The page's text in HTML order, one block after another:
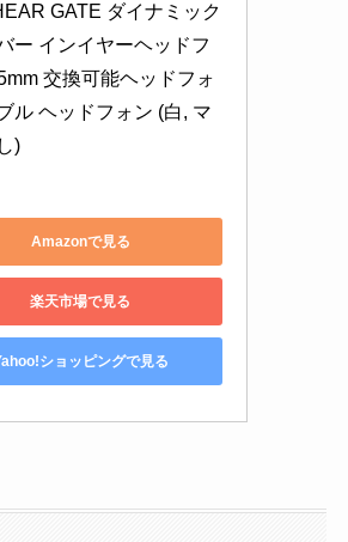
GATE ダイナミック
ー インイヤーヘッドフ
交換可能ヘッドフォ
ル ヘッドフォン (白, マ
)
Amazonで見る
楽天市場で見る
ショッピングで見る